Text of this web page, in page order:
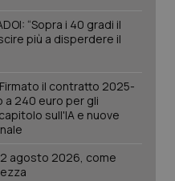
“Sopra i 40 gradi il
più a disperdere il
il contratto 2025-
a 240 euro per gli
sull'IA e nuove
agosto 2026, come